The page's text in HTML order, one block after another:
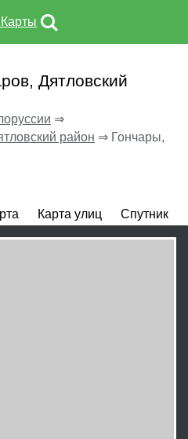
Дятловский
⇒
район ⇒ Гончары,
Карта улиц Спутник